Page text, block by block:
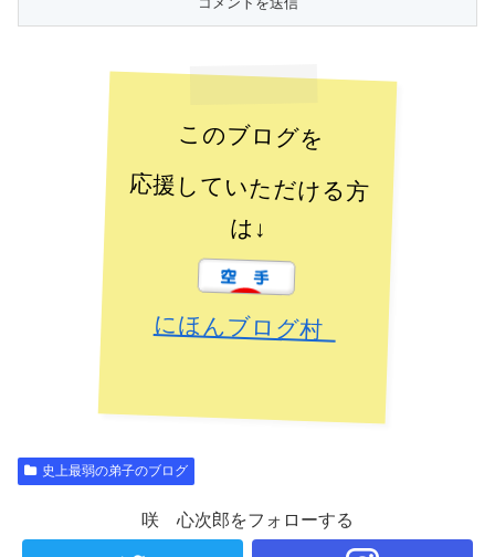
このブログを
応援していただける方
は↓
にほんブログ村
史上最弱の弟子のブログ
咲 心次郎をフォローする